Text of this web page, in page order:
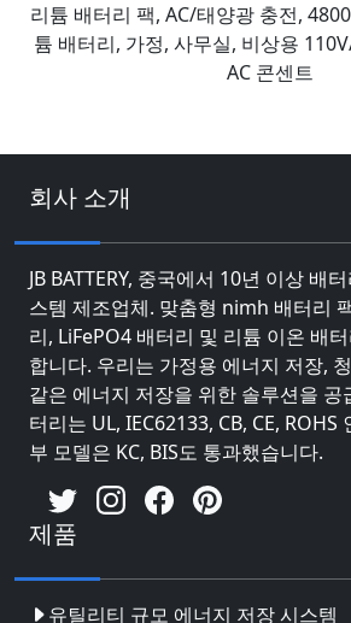
리튬 배터리 팩, AC/태양광 충전,
튬 배터리, 가정, 사무실, 비상용
AC 콘센트
회사 소개
JB BATTERY, 중국에서 10년 이상 배
스템 제조업체. 맞춤형 nimh 배터리
리, LiFePO4 배터리 및 리튬 이온 배
합니다. 우리는 가정용 에너지 저장,
같은 에너지 저장을 위한 솔루션을 공
터리는 UL, IEC62133, CB, CE, ROHS
부 모델은 KC, BIS도 통과했습니다.
제품
유틸리티 규모 에너지 저장 시스템